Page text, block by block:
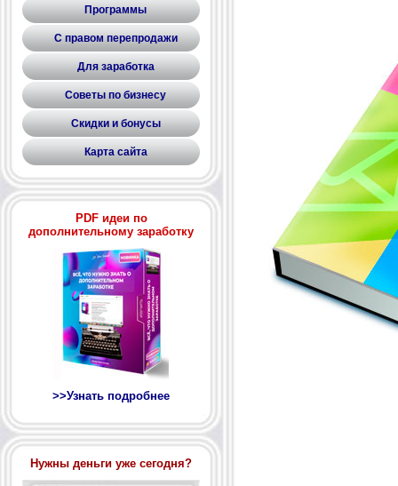
Программы
С правом перепродажи
Для заработка
Советы по бизнесу
Скидки и бонусы
Карта сайта
PDF идеи по
дополнительному заработку
>>Узнать подробнее
Нужны деньги уже сегодня?